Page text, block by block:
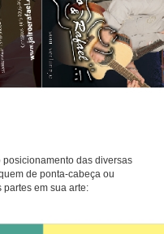
das diversas
de ponta-cabeça ou
partes em sua arte: